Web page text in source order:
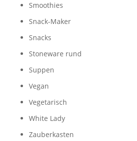
Smoothies
Snack-Maker
Snacks
Stoneware rund
Suppen
Vegan
Vegetarisch
White Lady
Zauberkasten